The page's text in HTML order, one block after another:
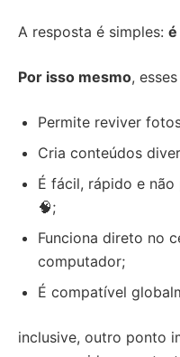
A resposta é simples: é
Por isso mesmo,
Permite reviver
Cria conteúdos
É fácil, rápido e
🧠;
Funciona direto no
computador;
É compatível
inclusive, outro ponto